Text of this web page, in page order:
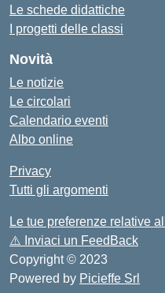
Le schede didattiche
I progetti delle classi
Novità
Le notizie
Le circolari
Calendario eventi
Albo online
Privacy
Tutti gli argomenti
Le tue preferenze relative
⚠️ Inviaci un FeedBack
Copyright © 2023
Powered by Picieffe Srl